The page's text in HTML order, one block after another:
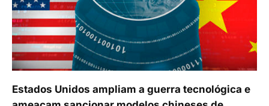
Estados Unidos ampliam a guerra tecnológica e